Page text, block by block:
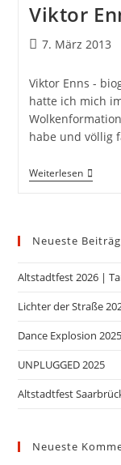
Viktor
7. März 2013
Viktor Enns -
hatte ich mich
habe und völlig
Weiterlesen
Neueste
Altstadtfest 2026 |
Lichter der Straße
Dance Explosion 2025
UNPLUGGED 2025
Altstadtfest
Neueste